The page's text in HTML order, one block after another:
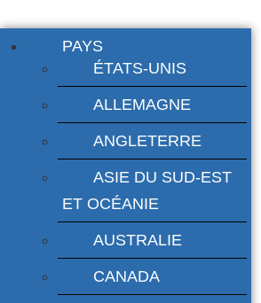
PAYS
ÉTATS-UNIS
ALLEMAGNE
ANGLETERRE
ASIE DU SUD-EST
ET OCÉANIE
AUSTRALIE
CANADA